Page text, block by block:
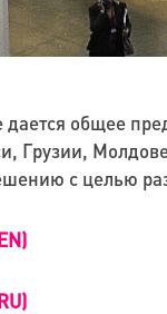
дается общее
Грузии,
с целью